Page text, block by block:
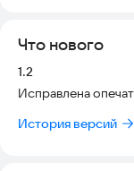
Что нового
Версия:
1.2
Исправлена
История версий